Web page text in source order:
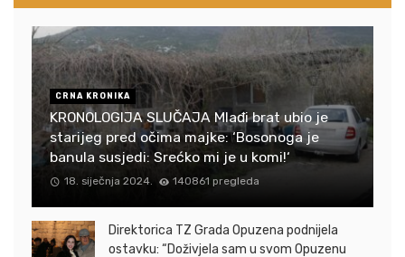
CRNA KRONIKA
KRONOLOGIJA SLUČAJA Mlađi brat ubio je
starijeg pred očima majke: ‘Bosonoga je
banula susjedi: Srećko mi je u komi!‘
18. siječnja 2024. 140861 pregleda
Direktorica TZ Grada Opuzena podnijela
ostavku: “Doživjela sam u svom Opuzenu